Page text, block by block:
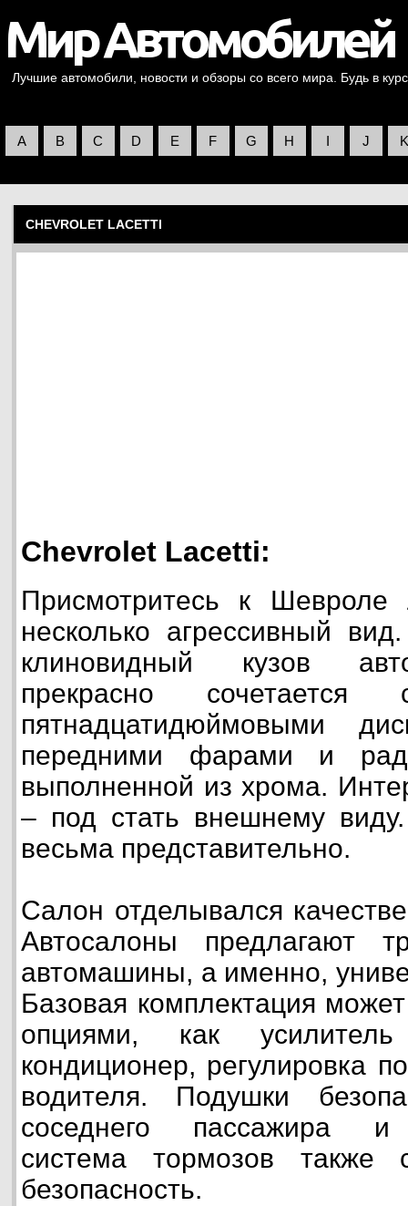
Лучшие автомобили, новости и обзоры со всего мира. Будь в
A B C D E F G H I J K
CHEVROLET LACETTI
Chevrolet Lacetti:
Присмотритесь к
несколько агрессивный
клиновидный кузов
прекрасно сочетается
пятнадцатидюймовыми
передними фарами и
выполненной из хрома.
– под стать внешнему
весьма представительно.
Салон отделывался
Автосалоны предлагают
автомашины, а именно,
Базовая комплектация
опциями, как
кондиционер, регулировка
водителя. Подушки
соседнего пассажира и
система тормозов также
безопасность.